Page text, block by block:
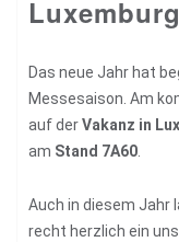
Luxemburg
Das neue Jahr hat
Messesaison. Am
auf derVakanz in
am Stand 7A60
Auch in diesem Jahr
recht herzlich ein